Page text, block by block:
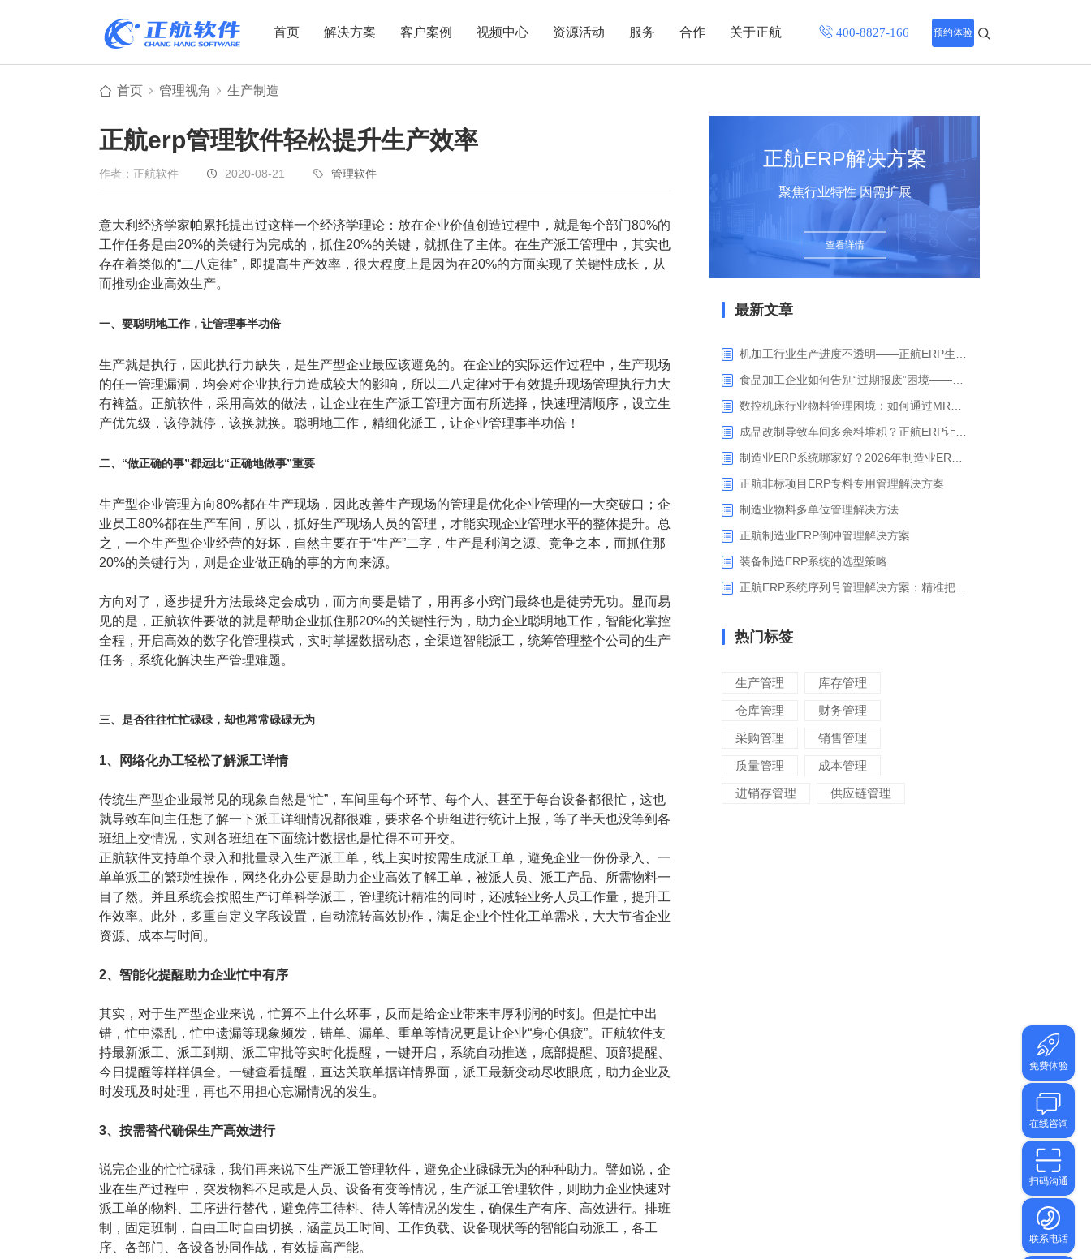
首页 解决方案
设备制造
非标自动化
电子制造
装备制造
机械行业
塑胶加工
智能制造
查看更多>
电子贸易
元器件贸易
大宗贸易
IC贸易行业
整合型贸易
工业设备贸易
查看更多>
生产管理
销售管理
成本核算
数字车间
进销存管理
查看更多>
移动报工
智能物流
数据可视化
替代料管理
查看更多>
客户案例
机电设备 家用电器
机械制造
视频中心 资源活动 服务 合作 关于正航
联系正航
网站导航
预约体验
首页 管理视角 生产制造
正航erp管理软件轻松提升生产效率
作者：正航软件 2020-08-21 管理软件
意大利经济学家帕累托提出过这样一个经济学理论：放在企业价值创造过程中，就是每个部门80%的
工作任务是由20%的关键行为完成的，抓住20%的关键，就抓住了主体。在生产派工管理中，其实也
存在着类似的“二八定律”，即提高生产效率，很大程度上是因为在20%的方面实现了关键性成长，从
而推动企业高效生产。
一、要聪明地工作，让管理事半功倍
生产就是执行，因此执行力缺失，是生产型企业最应该避免的。在企业的实际运作过程中，生产现场
的任一管理漏洞，均会对企业执行力造成较大的影响，所以二八定律对于有效提升现场管理执行力大
有裨益。正航软件，采用高效的做法，让企业在生产派工管理方面有所选择，快速理清顺序，设立生
产优先级，该停就停，该换就换。聪明地工作，精细化派工，让企业管理事半功倍！
二、“做正确的事”都远比“正确地做事”重要
生产型企业管理方向80%都在生产现场，因此改善生产现场的管理是优化企业管理的一大突破口；企
业员工80%都在生产车间，所以，抓好生产现场人员的管理，才能实现企业管理水平的整体提升。总
之，一个生产型企业经营的好坏，自然主要在于“生产”二字，生产是利润之源、竞争之本，而抓住那
20%的关键行为，则是企业做正确的事的方向来源。
方向对了，逐步提升方法最终定会成功，而方向要是错了，用再多小窍门最终也是徒劳无功。显而易
见的是，正航软件要做的就是帮助企业抓住那20%的关键性行为，助力企业聪明地工作，智能化掌控
全程，开启高效的数字化管理模式，实时掌握数据动态，全渠道智能派工，统筹管理整个公司的生产
任务，系统化解决生产管理难题。
三、是否往往忙忙碌碌，却也常常碌碌无为
1、网络化办工轻松了解派工详情
传统生产型企业最常见的现象自然是“忙”，车间里每个环节、每个人、甚至于每台设备都很忙，这也
就导致车间主任想了解一下派工详细情况都很难，要求各个班组进行统计上报，等了半天也没等到各
班组上交情况，实则各班组在下面统计数据也是忙得不可开交。
正航软件支持单个录入和批量录入生产派工单，线上实时按需生成派工单，避免企业一份份录入、一
单单派工的繁琐性操作，网络化办公更是助力企业高效了解工单，被派人员、派工产品、所需物料一
目了然。并且系统会按照生产订单科学派工，管理统计精准的同时，还减轻业务人员工作量，提升工
作效率。此外，多重自定义字段设置，自动流转高效协作，满足企业个性化工单需求，大大节省企业
资源、成本与时间。
2、智能化提醒助力企业忙中有序
其实，对于生产型企业来说，忙算不上什么坏事，反而是给企业带来丰厚利润的时刻。但是忙中出
错，忙中添乱，忙中遗漏等现象频发，错单、漏单、重单等情况更是让企业“身心俱疲”。正航软件支
持最新派工、派工到期、派工审批等实时化提醒，一键开启，系统自动推送，底部提醒、顶部提醒、
今日提醒等样样俱全。一键查看提醒，直达关联单据详情界面，派工最新变动尽收眼底，助力企业及
时发现及时处理，再也不用担心忘漏情况的发生。
3、按需替代确保生产高效进行
说完企业的忙忙碌碌，我们再来说下生产派工管理软件，避免企业碌碌无为的种种助力。譬如说，企
业在生产过程中，突发物料不足或是人员、设备有变等情况，生产派工管理软件，则助力企业快速对
派工单的物料、工序进行替代，避免停工待料、待人等情况的发生，确保生产有序、高效进行。排班
制，固定班制，自由工时自由切换，涵盖员工时间、工作负载、设备现状等的智能自动派工，各工
序、各部门、各设备协同作战，有效提高产能。
正航ERP解决方案
聚焦行业特性 因需扩展
查看详情
最新文章
正航非标项目ERP专料专用管理解决方案
制造业物料多单位管理解决方法
正航制造业ERP倒冲管理解决方案
装备制造ERP系统的选型策略
热门标签
生产管理
库存管理
仓库管理
财务管理
采购管理
销售管理
质量管理
成本管理
进销存管理
供应链管理